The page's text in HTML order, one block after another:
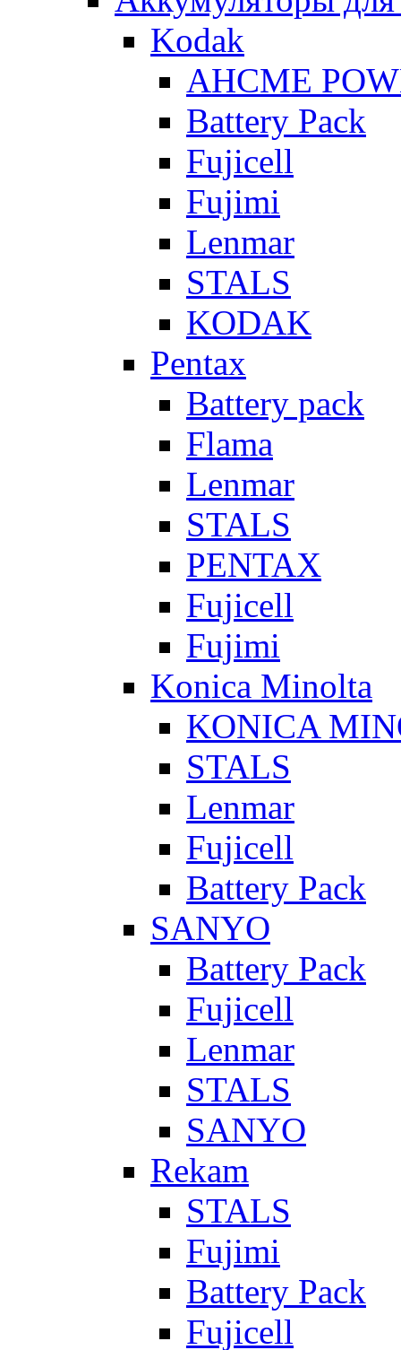
Kodak
AHCME
Battery Pack
Fujicell
Fujimi
Lenmar
STALS
KODAK
Pentax
Battery pack
Flama
Lenmar
STALS
PENTAX
Fujicell
Fujimi
Konica Minolta
KONICA
STALS
Lenmar
Fujicell
Battery Pack
SANYO
Battery Pack
Fujicell
Lenmar
STALS
SANYO
Rekam
STALS
Fujimi
Battery Pack
Fujicell